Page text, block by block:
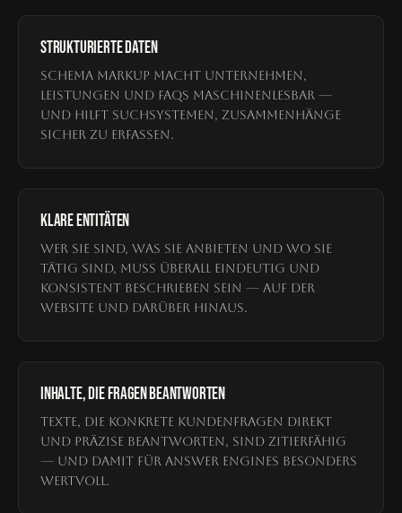
STRUKTURIERTE DATEN
Schema Markup macht Unternehmen,
Leistungen und FAQs maschinenlesbar —
und hilft Suchsystemen, Zusammenhänge
sicher zu erfassen.
KLARE ENTITÄTEN
Wer Sie sind, was Sie anbieten und wo Sie
tätig sind, muss überall eindeutig und
konsistent beschrieben sein — auf der
Website und darüber hinaus.
INHALTE, DIE FRAGEN BEANTWORTEN
Texte, die konkrete Kundenfragen direkt
und präzise beantworten, sind zitierfähig
— und damit für Answer Engines besonders
wertvoll.